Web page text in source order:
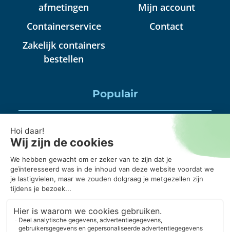
afmetingen
Containerservice
Zakelijk containers
bestellen
Mijn account
Contact
Populair
Huisraad container huren
Puinbak huren, mag daar alles in?
20 kuub container, wanneer gebruik je die?